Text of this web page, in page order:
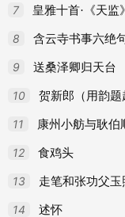
成名后留别从兄
寻僧不遇
过友人山庄
奉和前司封苏
奉和门下相公雨
答韩湘
奉和四松
7 皇雅十首·《天监
8 含云寺书事六绝
9 送桑泽卿归天台
10 贺新郎（用韵题
11 康州小舫与耿伯
12 食鸡头
13 走笔和张功父
14 述怀